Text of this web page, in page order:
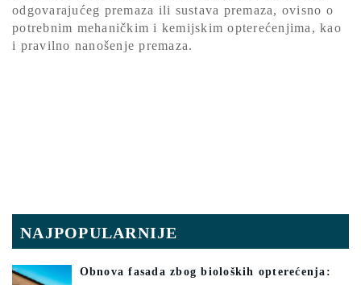
odgovarajućeg premaza ili sustava premaza, ovisno o
potrebnim mehaničkim i kemijskim opterećenjima, kao
i pravilno nanošenje premaza.
NAJPOPULARNIJE
Obnova fasada zbog bioloških opterećenja: